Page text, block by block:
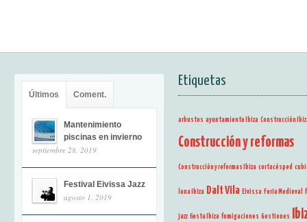
Últimos Coment.
Mantenimiento
piscinas en invierno
septiembre 28, 2019
Festival Eivissa Jazz
agosto 1, 2019
Etiquetas
arbustos ayuntamiento Ibiza Construcción
Construcción y reformas
Construcción y reformas Ibiza cortacésped
lona Ibiza Dalt Vila Eivissa Feria Medieval
jazz fiesta Ibiza fumigaciones Gestiones